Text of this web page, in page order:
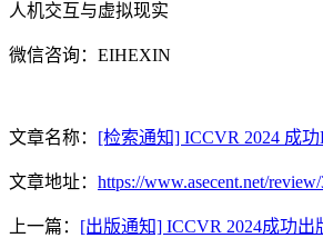
人机交互与虚拟现实
微信咨询：EIHEXIN
文章名称： [检索通知] ICCVR 2024 成
文章地址： https://www.asecent.net/
上一篇： [出版通知] ICCVR 2024成功出